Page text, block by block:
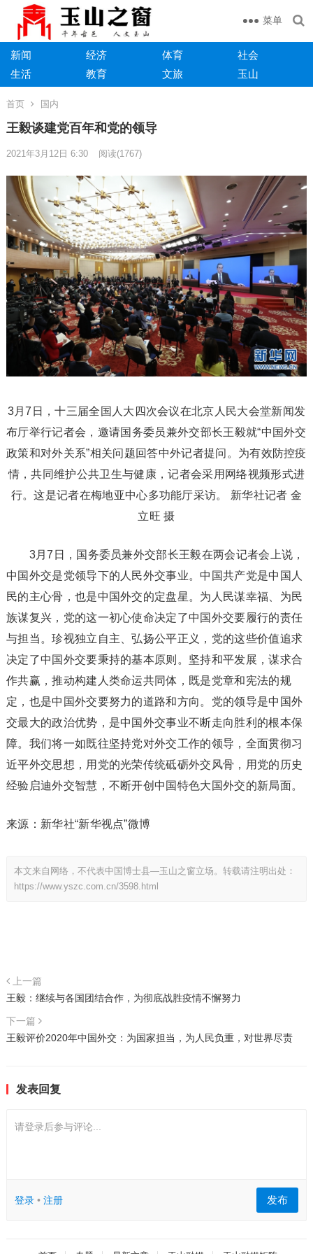
菜单
新闻 经济 体育
社会
生活
教育 文旅 玉山
首页 国内
王毅谈建党百年和党的领导
2021年3月12日 6:30 阅读(1767)
3月7日，十三届全国人大四次会议在北京人民大会堂新闻发
布厅举行记者会，邀请国务委员兼外交部长王毅就“中国外交
政策和对外关系”相关问题回答中外记者提问。为有效防控疫
情，共同维护公共卫生与健康，记者会采用网络视频形式进
行。这是记者在梅地亚中心多功能厅采访。 新华社记者 金
立旺 摄
3月7日，国务委员兼外交部长王毅在两会记者会上说，
中国外交是党领导下的人民外交事业。中国共产党是中国人
民的主心骨，也是中国外交的定盘星。为人民谋幸福、为民
族谋复兴，党的这一初心使命决定了中国外交要履行的责任
与担当。珍视独立自主、弘扬公平正义，党的这些价值追求
决定了中国外交要秉持的基本原则。坚持和平发展，谋求合
作共赢，推动构建人类命运共同体，既是党章和宪法的规
定，也是中国外交要努力的道路和方向。党的领导是中国外
交最大的政治优势，是中国外交事业不断走向胜利的根本保
障。我们将一如既往坚持党对外交工作的领导，全面贯彻习
近平外交思想，用党的光荣传统砥砺外交风骨，用党的历史
经验启迪外交智慧，不断开创中国特色大国外交的新局面。
来源：新华社“新华视点”微博
本文来自网络，不代表中国博士县—玉山之窗立场。转载请注明出处：
https://www.yszc.com.cn/3598.html
上一篇
王毅：继续与各国团结合作，为彻底战胜疫情不懈努力
下一篇
王毅评价2020年中国外交：为国家担当，为人民负重，对世界尽责
发表回复
请登录后参与评论...
登录• 注册 发布